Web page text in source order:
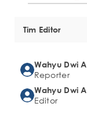
Tim Editor
Wahyu Dwi
Reporter
Wahyu Dwi
Editor